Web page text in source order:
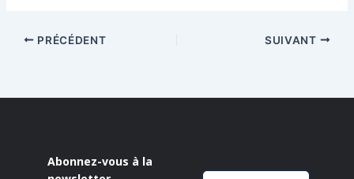
PRÉCÉDENT SUIVANT
Abonnez-vous à la